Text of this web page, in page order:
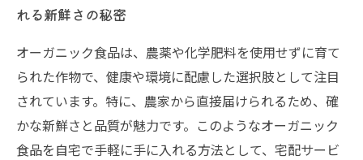
利用者の声から学ぶ！宅配オーガニック食品で
こだわり食材を手軽に取り入れる！オーガニッ
ク宅配サービスの選び方
あなたの食卓に彩りを！オーガニック食品宅配
の未来と可能性
れる新鮮さの秘密
オーガニック食品は、農薬や化学肥料を使用せずに育て
られた作物で、健康や環境に配慮した選択肢として注目
されています。特に、農家から直接届けられるため、確
かな新鮮さと品質が魅力です。このようなオーガニック
食品を自宅で手軽に手に入れる方法として、宅配サービ